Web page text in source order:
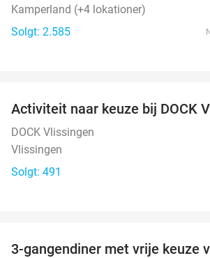
Kamperland (+4 lokationer)
Solgt: 2.585
Activiteit naar keuze bij DOCK
DOCK Vlissingen
Vlissingen
Solgt: 491
3-gangendiner met vrije keuze